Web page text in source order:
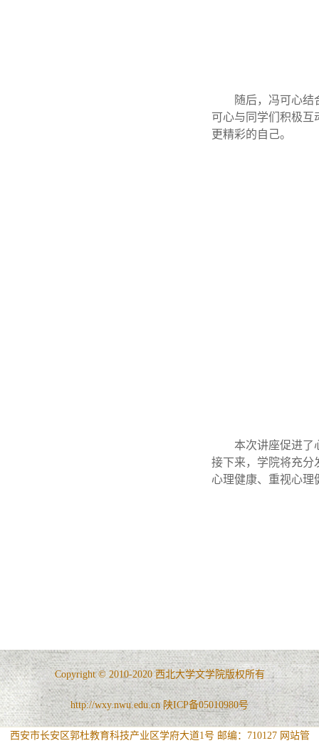
随后，冯可心
可心与同学们积极互
更精彩的自己。
本次讲座促进了
接下来，学院将充分
心理健康、重视心理
Copyright © 2010-2020 西北大学文学院版权所有
http://wxy.nwu.edu.cn 陕ICP备05010980号
西安市长安区郭杜教育科技产业区学府大道1号 邮编：710127 网站管